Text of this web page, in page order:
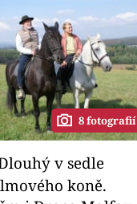
8 fotografií
koně.